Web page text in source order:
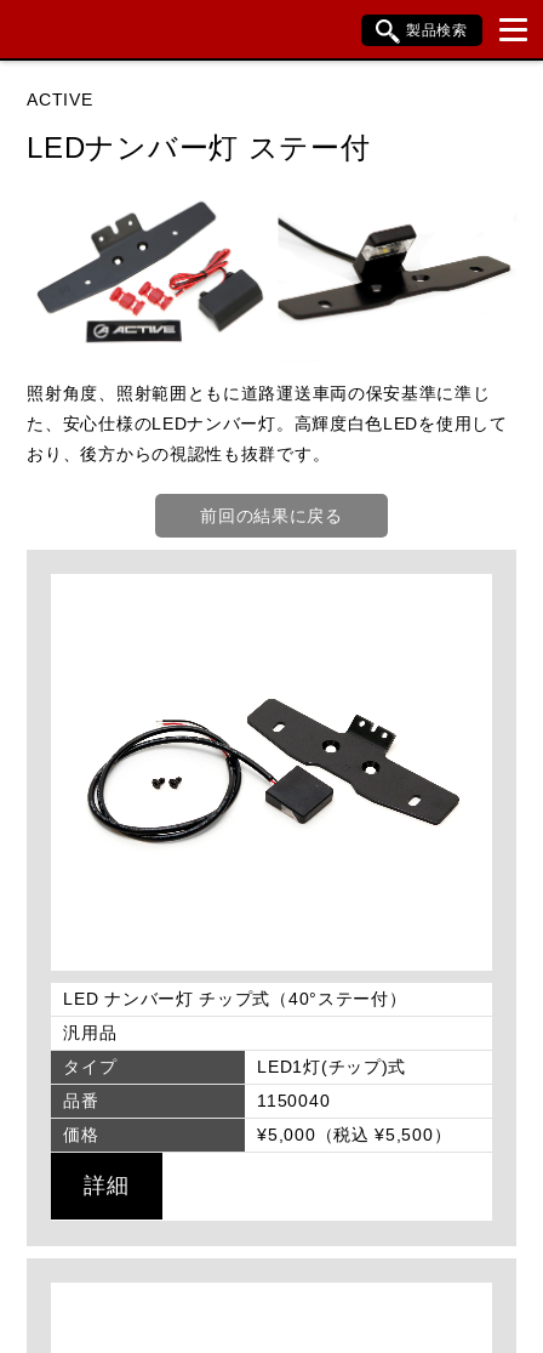
製品検索
データを準備しています。
閉じる
ACTIVE
LEDナンバー灯 ステー付
照射角度、照射範囲ともに道路運送車両の保安基準に準じ
た、安心仕様のLEDナンバー灯。高輝度白色LEDを使用して
おり、後方からの視認性も抜群です。
前回の結果に戻る
LED ナンバー灯 チップ式（40°ステー付）
汎用品
タイプ
LED1灯(チップ)式
品番
1150040
価格
¥5,000（税込 ¥5,500）
詳細